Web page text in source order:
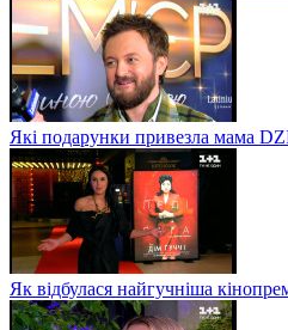
Які подарунки привезла мама
Як відбулася найгучніша